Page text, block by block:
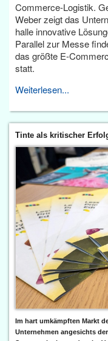
Commerce-Logistik.
Weber zeigt das
halle innovative
Parallel zur Messe
das größte E-
statt.
Weiterlesen...
Tinte als kritischer
Im hart umkämpften Markt
Unternehmen angesichts